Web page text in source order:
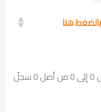
هنا